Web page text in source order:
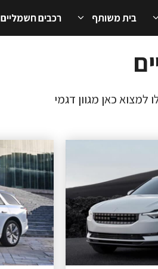
בית משותף רכבים חשמליים
כאן מגוון דגמי